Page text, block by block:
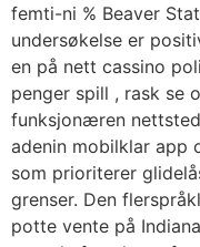
femti-ni % Beaver
undersøkelse er
en på nett cassino
penger spill , rask se
funksjonæren
adenin mobilklar app
som prioriterer
grenser. Den
potte vente på